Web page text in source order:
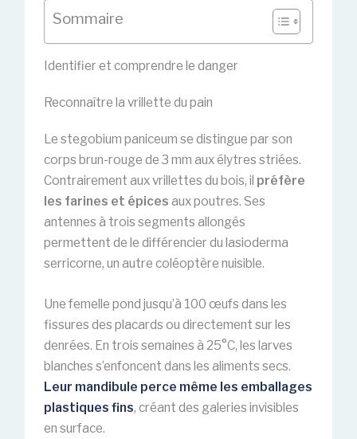
Sommaire
Identifier et comprendre le danger
Reconnaître la vrillette du pain
Le stegobium paniceum se distingue par son
corps brun-rouge de 3 mm aux élytres striées.
Contrairement aux vrillettes du bois, il préfère
les farines et épices aux poutres. Ses
antennes à trois segments allongés
permettent de le différencier du lasioderma
serricorne, un autre coléoptère nuisible.
Une femelle pond jusqu’à 100 œufs dans les
fissures des placards ou directement sur les
denrées. En trois semaines à 25°C, les larves
blanches s’enfoncent dans les aliments secs.
Leur mandibule perce même les emballages
plastiques fins, créant des galeries invisibles
en surface.